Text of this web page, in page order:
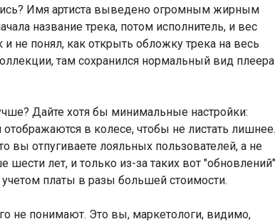
Имя артиста выведено огромным жирным
название трека, потом исполнитель, и вес
не понял, как открыть обложку трека на весь
там сохранился нормальный вид
Дайте хотя бы минимальные настройки:
в колесе, чтобы не листать лишнее.
вы отпугиваете лояльных пользователей, а не
лет, и только из-за таких вот "обновлений"
платы в разы большей стоимости.
не понимают. Это вы, маркетологи, видимо,